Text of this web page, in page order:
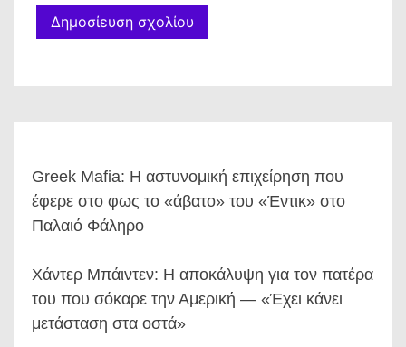
Greek Mafia: Η αστυνομική επιχείρηση που
έφερε στο φως το «άβατο» του «Έντικ» στο
Παλαιό Φάληρο
Χάντερ Μπάιντεν: Η αποκάλυψη για τον πατέρα
του που σόκαρε την Αμερική — «Έχει κάνει
μετάσταση στα οστά»